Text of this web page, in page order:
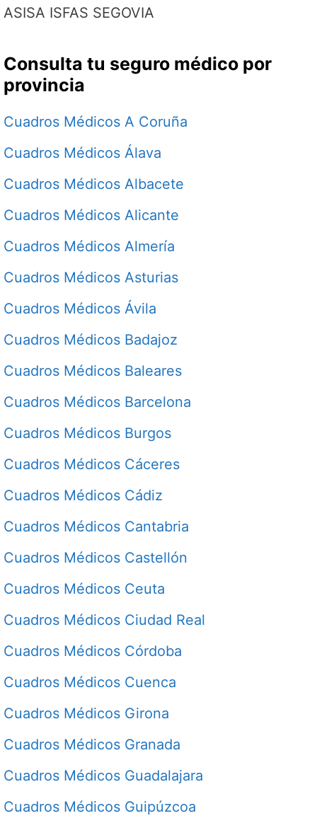
ASISA ISFAS SEGOVIA
Consulta tu seguro médico por
provincia
Cuadros Médicos A Coruña
Cuadros Médicos Álava
Cuadros Médicos Albacete
Cuadros Médicos Alicante
Cuadros Médicos Almería
Cuadros Médicos Asturias
Cuadros Médicos Ávila
Cuadros Médicos Badajoz
Cuadros Médicos Baleares
Cuadros Médicos Barcelona
Cuadros Médicos Burgos
Cuadros Médicos Cáceres
Cuadros Médicos Cádiz
Cuadros Médicos Cantabria
Cuadros Médicos Castellón
Cuadros Médicos Ceuta
Cuadros Médicos Ciudad Real
Cuadros Médicos Córdoba
Cuadros Médicos Cuenca
Cuadros Médicos Girona
Cuadros Médicos Granada
Cuadros Médicos Guadalajara
Cuadros Médicos Guipúzcoa